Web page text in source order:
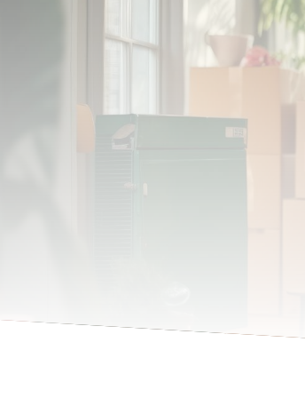
Panneau de gestion des cookies